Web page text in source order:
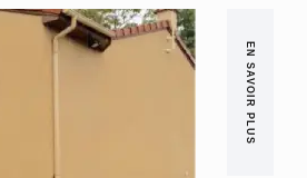
EN SAVOIR PLUS